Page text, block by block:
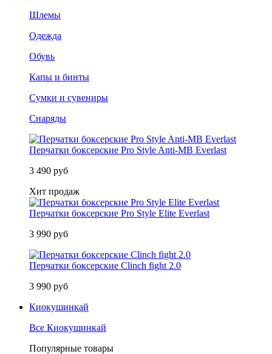
Шлемы
Одежда
Обувь
Капы и бинты
Сумки и сувениры
Снаряды
Перчатки боксерские Pro Style Anti-MB Everlast
3 490 руб
Хит продаж
Перчатки боксерские Pro Style Elite Everlast
3 990 руб
Перчатки боксерские Clinch fight 2.0
3 990 руб
Киокушинкай
Все Киокушинкай
Популярные товары